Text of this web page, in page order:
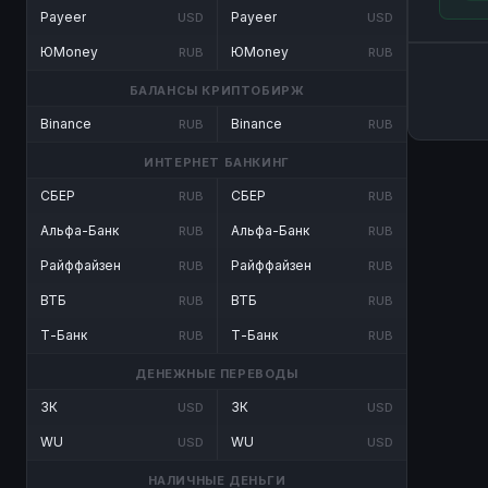
Payeer USD
ЮMoney RUB
Payeer USD
ЮMoney RUB
БАЛАНСЫ КРИПТОБИРЖ
Binance RUB Binance RUB
ИНТЕРНЕТ БАНКИНГ
СБЕР RUB
Альфа-Банк RUB
Райффайзен RUB
ВТБ RUB
Т-Банк RUB
СБЕР RUB
Альфа-Банк RUB
Райффайзен RUB
ВТБ RUB
Т-Банк RUB
ДЕНЕЖНЫЕ ПЕРЕВОДЫ
ЗК USD
WU USD
ЗК USD
WU USD
НАЛИЧНЫЕ ДЕНЬГИ